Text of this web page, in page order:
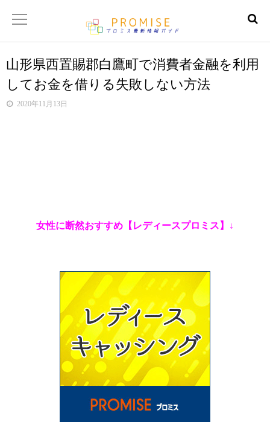
返済金額シュミレーター
【サイトマップ】
山形県西置賜郡白鷹町で消費者金融を利用
してお金を借りる失敗しない方法
2020年11月13日
女性に断然おすすめ【レディースプロミス】↓